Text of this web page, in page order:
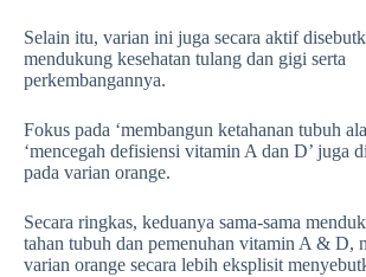
Selain itu, varian ini juga secara aktif
mendukung kesehatan tulang dan gigi serta
perkembangannya.
Fokus pada ‘membangun ketahanan tubuh
‘mencegah defisiensi vitamin A dan D’ juga
pada varian orange.
Secara ringkas, keduanya sama-sama
tahan tubuh dan pemenuhan vitamin A & D,
varian orange secara lebih eksplisit